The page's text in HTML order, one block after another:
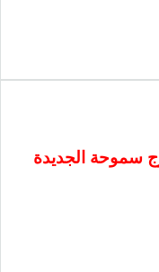
سموحة الجديدة